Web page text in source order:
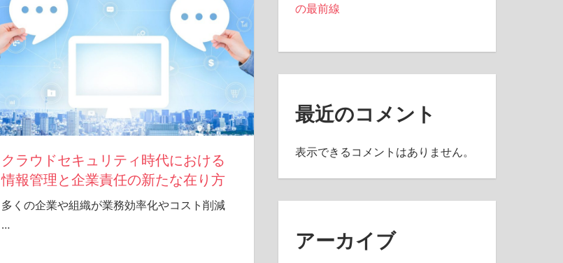
クラウドセキュリティ時代における
情報管理と企業責任の新たな在り方
多くの企業や組織が業務効率化やコスト削減
…
の最前線
最近のコメント
表示できるコメントはありません。
アーカイブ